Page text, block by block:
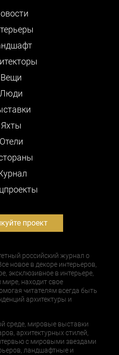
Вещи
Люди
Яхты
Отели
проект
российский журнал о
новое в декоре интерьеров,
эксклюзивное в интерьере,
мире, находит свое
читателям всегда быть
архитектуры и
среде, мировые выставки
архитектурных стилей,
с мировыми звездами
ландшафтные и